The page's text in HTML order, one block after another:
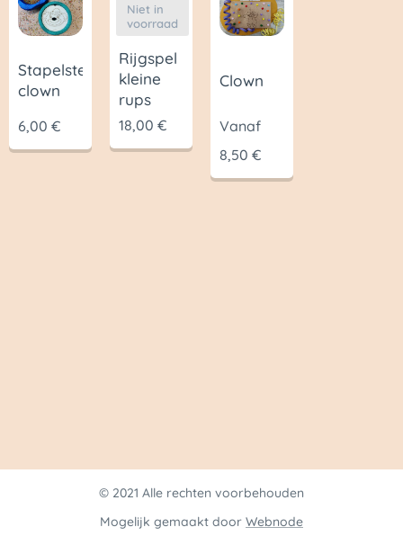
Stapelsteen
clown
6,00 €
Rijgspel
kleine
rups
Niet in
voorraad
18,00 €
Clown
Vanaf
8,50 €
© 2021 Alle rechten voorbehouden
Mogelijk gemaakt door Webnode